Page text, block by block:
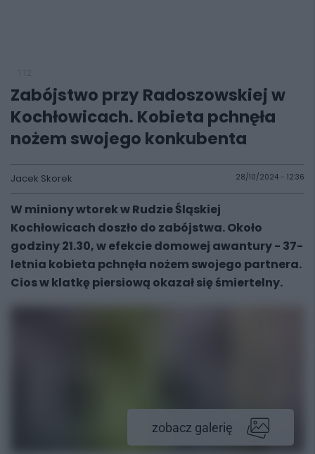
Zabójstwo przy Radoszowskiej w
Kochłowicach. Kobieta pchnęła
nożem swojego konkubenta
Jacek Skorek 28/10/2024 - 12:36
W miniony wtorek w Rudzie Śląskiej
Kochłowicach doszło do zabójstwa. Około
godziny 21.30, w efekcie domowej awantury - 37-
letnia kobieta pchnęła nożem swojego partnera.
Cios w klatkę piersiową okazał się śmiertelny.
zobacz galerię